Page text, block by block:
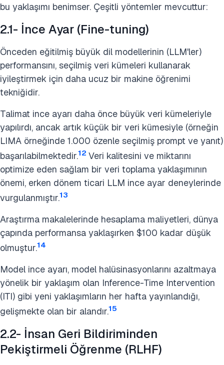
bu yaklaşımı benimser. Çeşitli yöntemler mevcuttur:
2.1- İnce Ayar (Fine-tuning)
Önceden eğitilmiş büyük dil modellerinin (LLM'ler)
performansını, seçilmiş veri kümeleri kullanarak
iyileştirmek için daha ucuz bir makine öğrenimi
tekniğidir.
Talimat ince ayarı daha önce büyük veri kümeleriyle
yapılırdı, ancak artık küçük bir veri kümesiyle (örneğin
LIMA örneğinde 1.000 özenle seçilmiş prompt ve yanıt)
başarılabilmektedir.12 Veri kalitesini ve miktarını
optimize eden sağlam bir veri toplama yaklaşımının
önemi, erken dönem ticari LLM ince ayar deneylerinde
vurgulanmıştır.13
Araştırma makalelerinde hesaplama maliyetleri, dünya
çapında performansa yaklaşırken $100 kadar düşük
olmuştur.14
Model ince ayarı, model halüsinasyonlarını azaltmaya
yönelik bir yaklaşım olan Inference-Time Intervention
(ITI) gibi yeni yaklaşımların her hafta yayınlandığı,
gelişmekte olan bir alandır.15
2.2- İnsan Geri Bildiriminden
Pekiştirmeli Öğrenme (RLHF)